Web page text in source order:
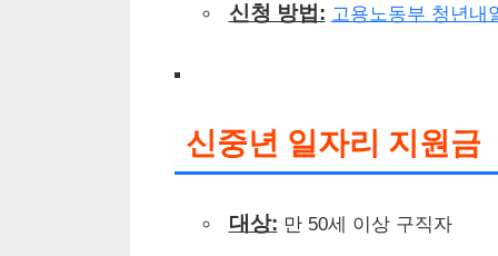
신청 방법: 고용노동부 청년내
신중년 일자리 지원금
대상: 만 50세 이상 구직자